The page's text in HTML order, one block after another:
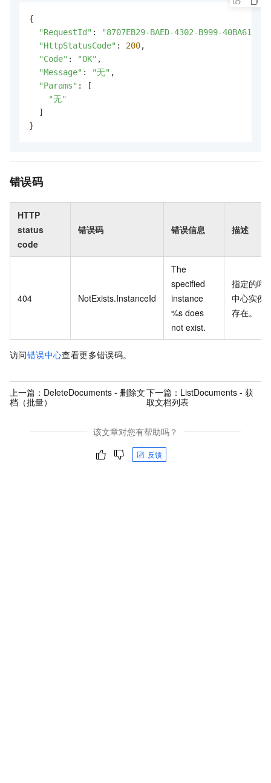
{
"RequestId" :
"8707EB29-BAED-4302-B999-
"HttpStatusCode" : 200,
"Code" : "OK" ,
"Message" : "无" ,
"Params" : [
"无"
  ]
}
错误码
HTTP
status
code
错误码 错误信息 描述
404 NotExists.InstanceId
The
specified
instance
%s does
not exist.
指定的呼
中心实例
存在。
访问错误中心查看更多错误码。
上一篇： DeleteDocuments - 删除文
档（批量）
下一篇： ListDocuments - 获
取文档列表
该文章对您有帮助吗？
反馈